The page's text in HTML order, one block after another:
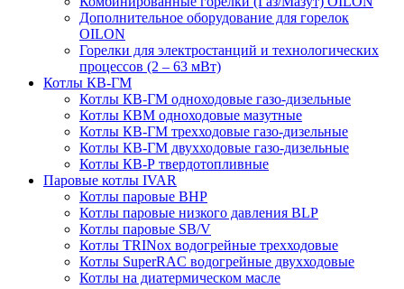
Дополнительное оборудование для горелок
OILON
Горелки для электростанций и технологических
процессов (2 – 63 мВт)
Котлы КВ-ГМ
Котлы КВ-ГМ одноходовые газо-дизельные
Котлы КВМ одноходовые мазутные
Котлы КВ-ГМ трехходовые газо-дизельные
Котлы КВ-ГМ двухходовые газо-дизельные
Котлы КВ-Р твердотопливные
Паровые котлы IVAR
Котлы паровые BHP
Котлы паровые низкого давления BLP
Котлы паровые SB/V
Котлы TRINox водогрейные трехходовые
Котлы SuperRAC водогрейные двухходовые
Котлы на диатермическом масле